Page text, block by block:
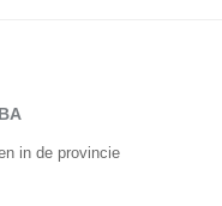
in de provincie